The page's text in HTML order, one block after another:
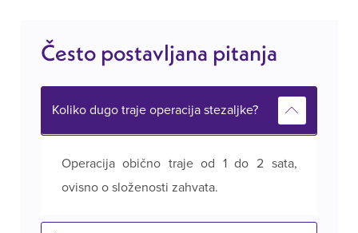
Često postavljana pitanja
Koliko dugo traje operacija stezaljke?
Operacija obično traje od 1 do 2 sata,
ovisno o složenosti zahvata.